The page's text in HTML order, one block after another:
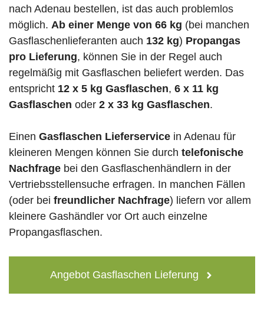
nach Adenau bestellen, ist das auch problemlos
möglich. Ab einer Menge von 66 kg (bei manchen
Gasflaschenlieferanten auch 132 kg) Propangas
pro Lieferung, können Sie in der Regel auch
regelmäßig mit Gasflaschen beliefert werden. Das
entspricht 12 x 5 kg Gasflaschen, 6 x 11 kg
Gasflaschen oder 2 x 33 kg Gasflaschen.
Einen Gasflaschen Lieferservice in Adenau für
kleineren Mengen können Sie durch telefonische
Nachfrage bei den Gasflaschenhändlern in der
Vertriebsstellensuche erfragen. In manchen Fällen
(oder bei freundlicher Nachfrage) liefern vor allem
kleinere Gashändler vor Ort auch einzelne
Propangasflaschen.
Angebot Gasflaschen Lieferung